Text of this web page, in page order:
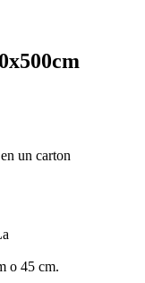
un carton
o 45 cm.